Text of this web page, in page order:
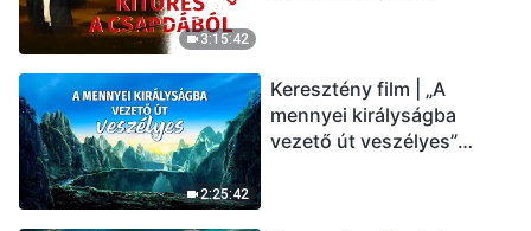
3:15:42
2:25:42
Keresztény film | „A
mennyei királyságba
vezető út veszélyes”